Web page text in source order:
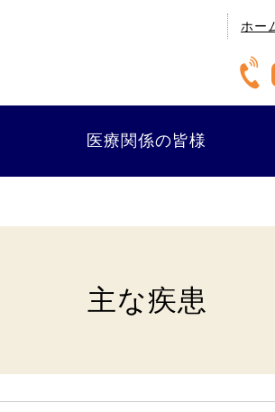
ホー
医療関係の皆様
主な疾患